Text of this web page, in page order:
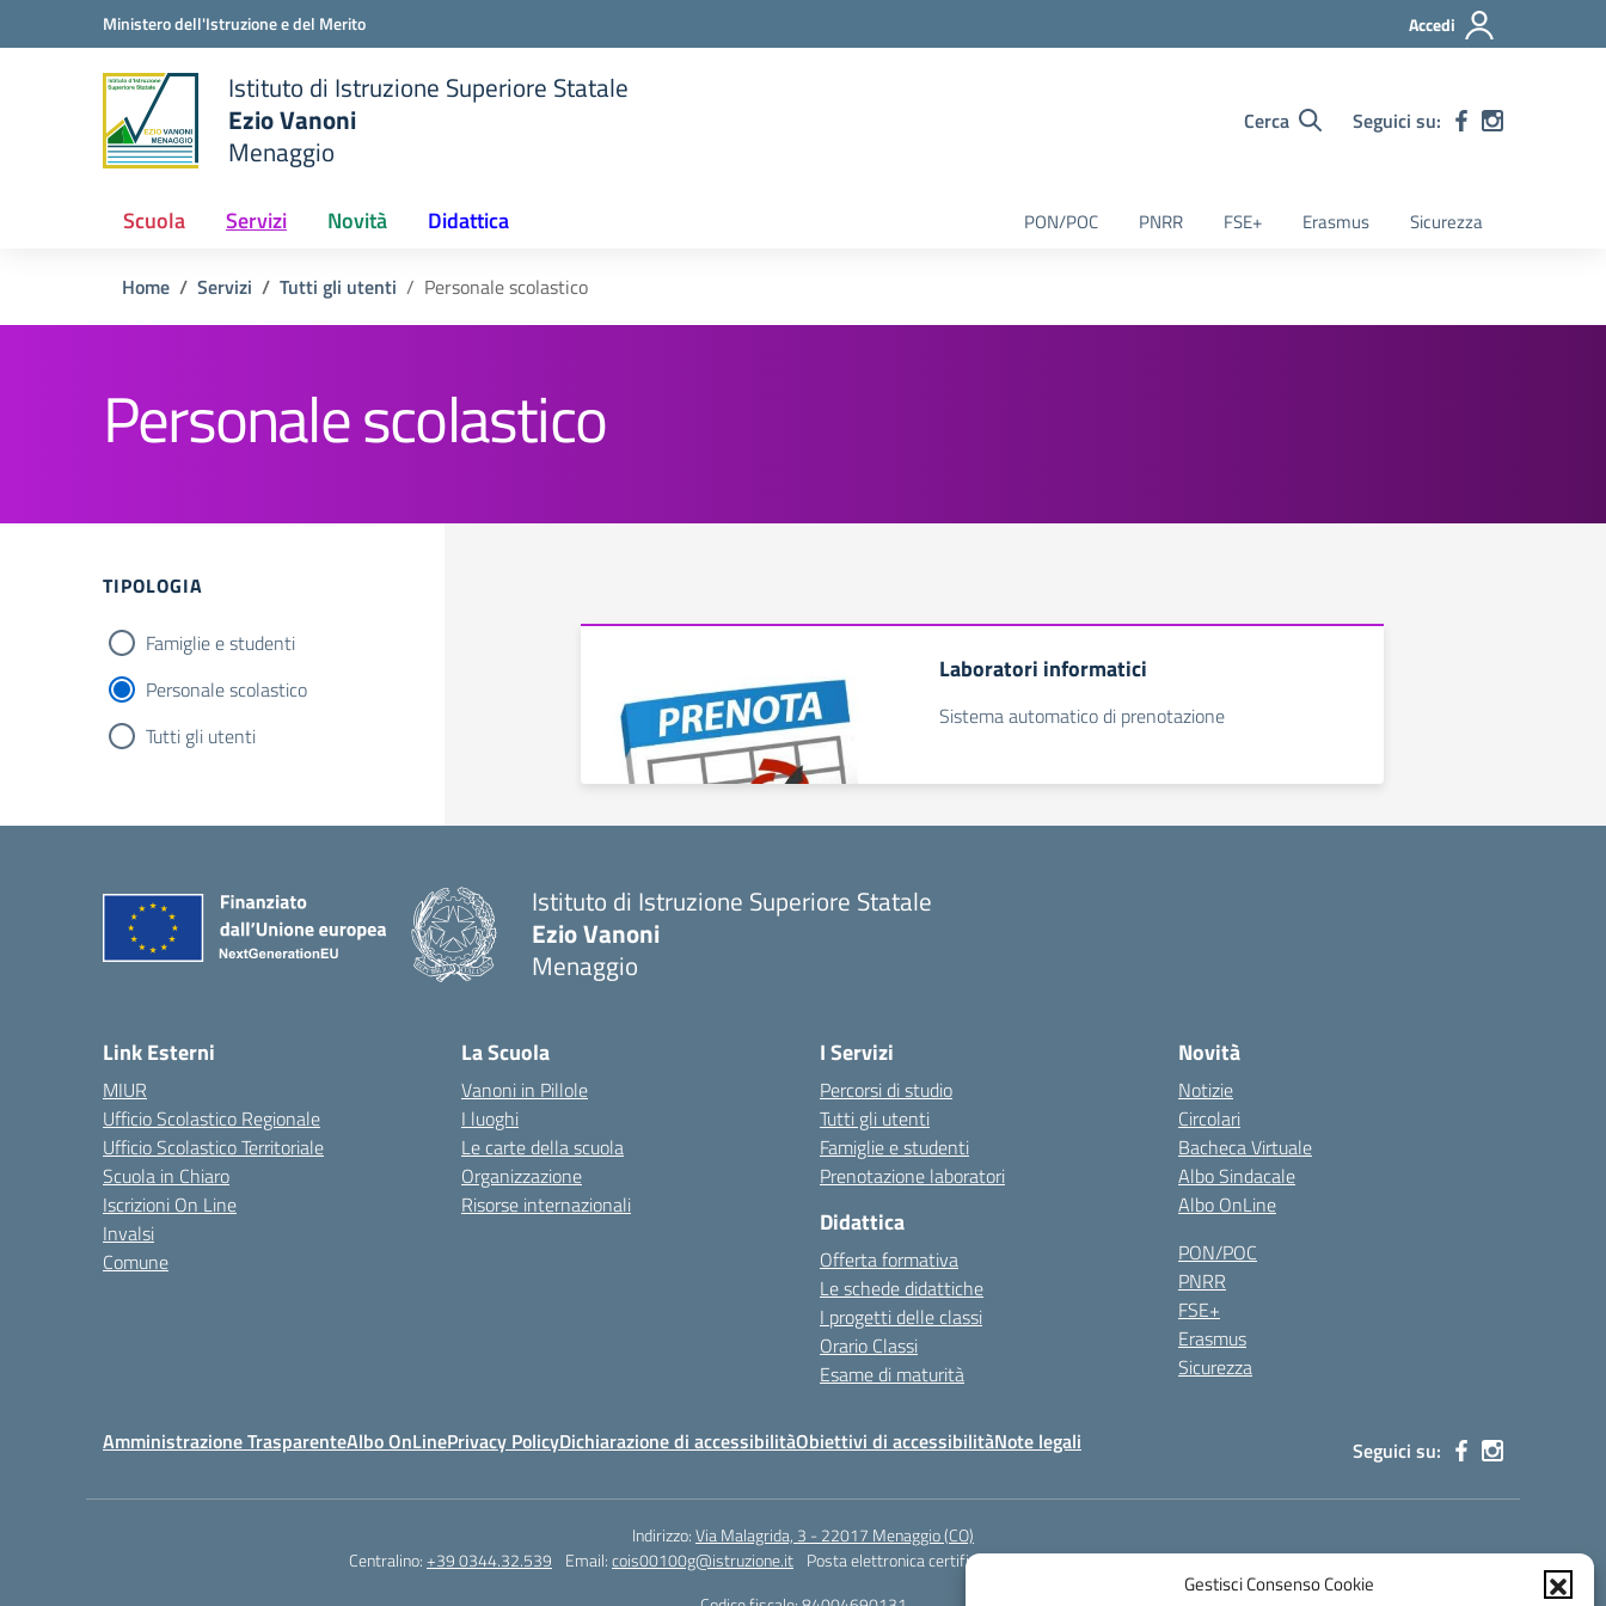
Gestisci Consenso Cookie
Vai ai contenuti
Vai al menu di navigazioneMinistero dell'Istruzione e del Merito Accedi
scuola
Istituto di Istruzione Superiore Statale
Ezio Vanoni
Menaggio
Cerca Seguici su:
Scuola Servizi Novità Didattica PON/POC PNRR FSE+ Erasmus Sicurezza
Home Servizi Tutti gli utenti Personale scolastico
Personale scolastico
Filtri
TIPOLOGIA
Famiglie e studenti
Personale scolastico
Tutti gli utenti
Laboratori informatici
Sistema automatico di prenotazione
Istituto di Istruzione Superiore Statale
Ezio Vanoni
Menaggio
Link Esterni
MIUR
Ufficio Scolastico Regionale
Ufficio Scolastico Territoriale
Scuola in Chiaro
Iscrizioni On Line
Invalsi
Comune
La Scuola
Vanoni in Pillole
I luoghi
Le carte della scuola
Organizzazione
Risorse internazionali
I Servizi
Percorsi di studio
Tutti gli utenti
Famiglie e studenti
Prenotazione laboratori
Didattica
Offerta formativa
Le schede didattiche
I progetti delle classi
Orario Classi
Esame di maturità
Novità
Notizie
Circolari
Bacheca Virtuale
Albo Sindacale
Albo OnLine
PON/POC
PNRR
FSE+
Erasmus
Sicurezza
Amministrazione TrasparenteAlbo OnLinePrivacy PolicyDichiarazione di accessibilitàObiettivi di accessibilitàNote legali Seguici su:
Indirizzo:Via Malagrida, 3 - 22017 Menaggio (CO)
Centralino:+39 0344.32.539 Email:cois00100g@istruzione.it Posta elettronica certificata (PEC):cois00100g@pec.istruzione.it